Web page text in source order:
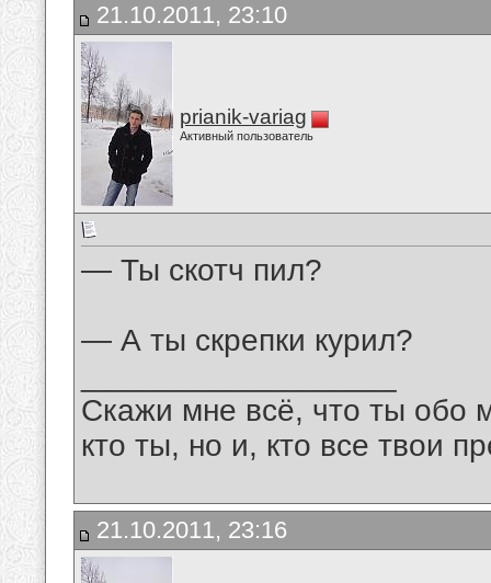
21.10.2011, 23:10
prianik-variag
Активный пользователь
— Ты скотч пил?
— А ты скрепки курил?
Скажи мне всё, что ты обо
кто ты, но и, кто все твои
21.10.2011, 23:16